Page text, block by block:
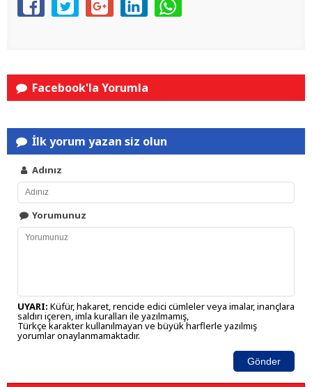
Facebook'la Yorumla
İlk yorum yazan siz olun
Adınız
Yorumunuz
UYARI: Küfür, hakaret, rencide edici cümleler veya imalar, inançlara
saldırı içeren, imla kuralları ile yazılmamış,
Türkçe karakter kullanılmayan ve büyük harflerle yazılmış
yorumlar onaylanmamaktadır.
Gönder